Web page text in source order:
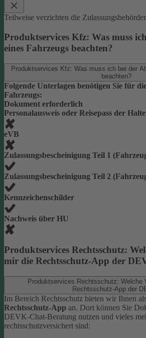
Teilweise verzichten die
Produktservices Kfz: Was muss
eines Fahrzeugs beachten?
Produktservices Kfz: Was muss ich bei der
beachten?
Folgende Unterlagen benötigen Sie für
Fahrzeugs:
Dokument erforderlich
Personalausweis oder Reisepass der
eVB
Zulassungsbescheinigung Teil 1
Zulassungsbescheinigung Teil 2
Kennzeichenschilder
Nachweis über HU
Produktservices Rechtsschutz:
mir die Rechtsschutz-App der
Produktservices Rechtsschutz: Welche
Rechtsschutz-App der
Im Bereich Rechtsschutz bieten wir Ihnen
Rechtsschutz-App an. Dort können Sie
DEVK-Chat-Beratung nutzen und vieles
rechtsschutzversichert sind: